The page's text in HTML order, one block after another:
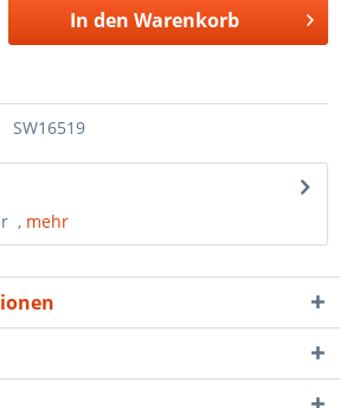
In den Warenkorb
SW16519
, mehr